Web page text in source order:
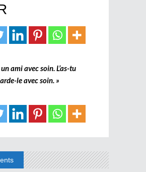
ami avec soin. L’as-tu
le avec soin. »